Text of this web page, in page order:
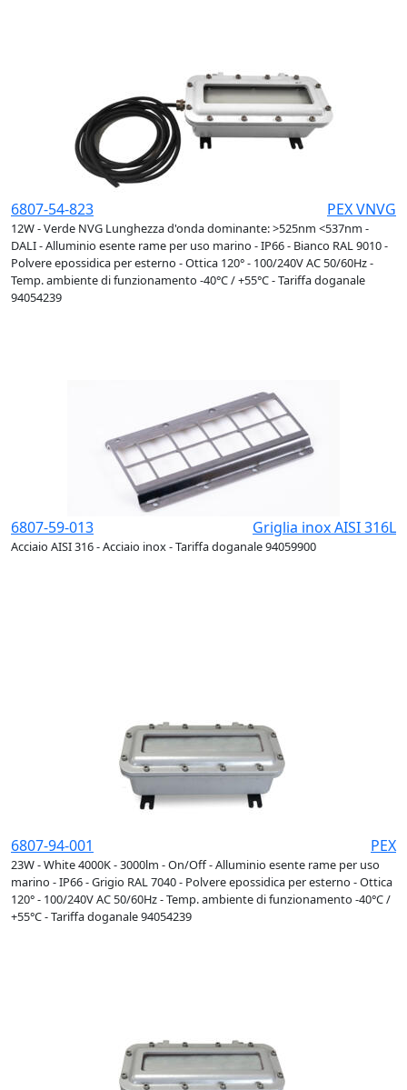
6807-54-823 PEX VNVG
12W - Verde NVG Lunghezza d'onda dominante: >525nm <537nm -
DALI - Alluminio esente rame per uso marino - IP66 - Bianco RAL 9010 -
Polvere epossidica per esterno - Ottica 120° - 100/240V AC 50/60Hz -
Temp. ambiente di funzionamento -40°C / +55°C - Tariffa doganale
94054239
6807-59-013 Griglia inox AISI 316L
Acciaio AISI 316 - Acciaio inox - Tariffa doganale 94059900
6807-94-001 PEX
23W - White 4000K - 3000lm - On/Off - Alluminio esente rame per uso
marino - IP66 - Grigio RAL 7040 - Polvere epossidica per esterno - Ottica
120° - 100/240V AC 50/60Hz - Temp. ambiente di funzionamento -40°C /
+55°C - Tariffa doganale 94054239